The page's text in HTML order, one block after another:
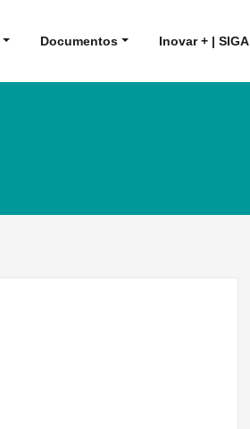
Documentos Inovar + | SIGA